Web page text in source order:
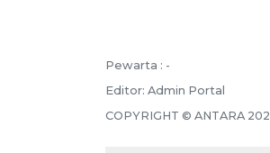
Pewarta : -
Editor: Admin Portal
COPYRIGHT © ANTARA